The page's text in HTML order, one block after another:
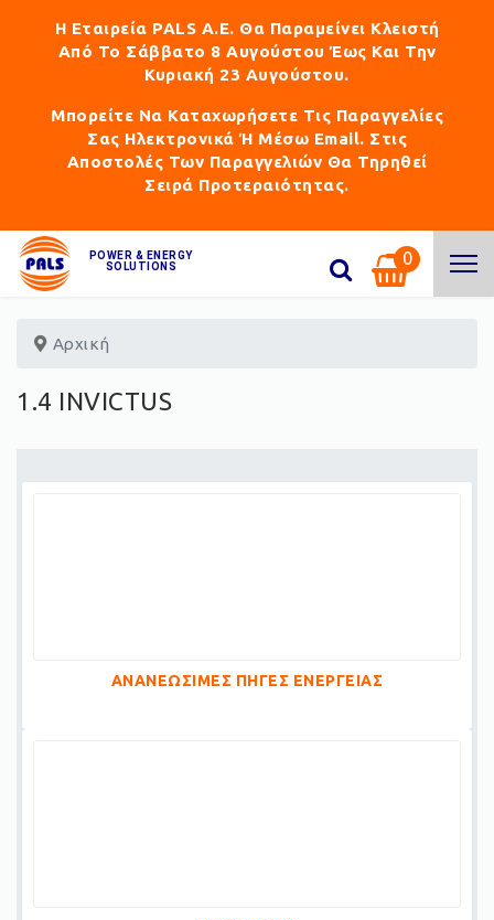
Η Εταιρεία PALS Α.Ε. Θα Παραμείνει Κλειστή
Από Το Σάββατο 8 Αυγούστου Έως Και Την
Κυριακή 23 Αυγούστου.
Μπορείτε Να Καταχωρήσετε Τις Παραγγελίες
Σας Ηλεκτρονικά Ή Μέσω Email. Στις
Αποστολές Των Παραγγελιών Θα Τηρηθεί
Σειρά Προτεραιότητας.
POWER & ENERGY
SOLUTIONS
0
Αρχική
1.4 INVICTUS
ΑΝΑΝΕΩΣΙΜΕΣ ΠΗΓΕΣ ΕΝΕΡΓΕΙΑΣ